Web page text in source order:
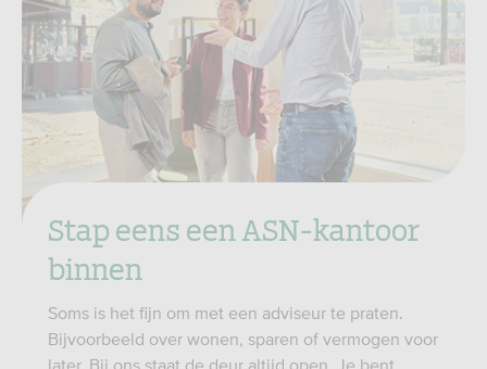
Stap eens een ASN-kantoor
binnen
Soms is het fijn om met een adviseur te praten.
Bijvoorbeeld over wonen, sparen of vermogen voor
later. Bij ons staat de deur altijd open. Je bent